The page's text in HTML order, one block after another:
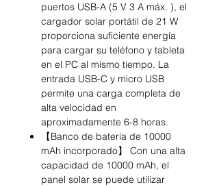
puertos USB-A (5 V 3 A máx. ), el
cargador solar portátil de 21 W
proporciona suficiente energía
para cargar su teléfono y tableta
en el PC al mismo tiempo. La
entrada USB-C y micro USB
permite una carga completa de
alta velocidad en
aproximadamente 6-8 horas.
【Banco de batería de 10000
mAh incorporado】 Con una alta
capacidad de 10000 mAh, el
panel solar se puede utilizar